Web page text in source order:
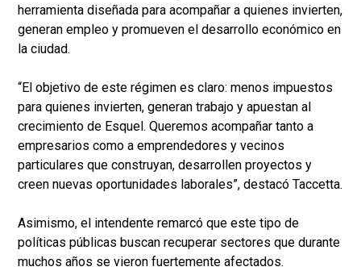
herramienta diseñada para acompañar a quienes invierten,
generan empleo y promueven el desarrollo económico en
la ciudad.
“El objetivo de este régimen es claro: menos impuestos
para quienes invierten, generan trabajo y apuestan al
crecimiento de Esquel. Queremos acompañar tanto a
empresarios como a emprendedores y vecinos
particulares que construyan, desarrollen proyectos y
creen nuevas oportunidades laborales”, destacó Taccetta.
Asimismo, el intendente remarcó que este tipo de
políticas públicas buscan recuperar sectores que durante
muchos años se vieron fuertemente afectados.